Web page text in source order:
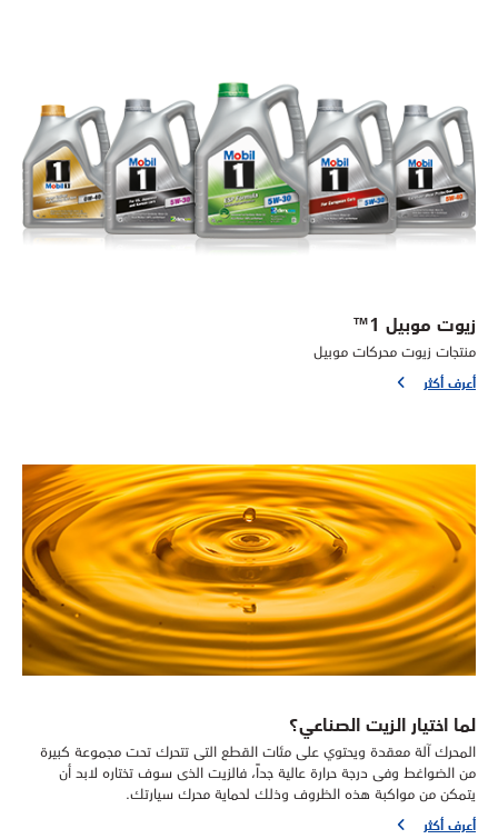
زيوت موبيل 1™
منتجات زيوت محركات موبيل
أعرف أكثر
لما اختيار الزيت الصناعي؟
المحرك آلة معقدة ويحتوي على مئات القطع التى تتحرك تحت مجموعة كبيرة
من الضواغط وفى درجة حرارة عالية جداً، فالزيت الذى سوف تختاره لابد أن
يتمكن من مواكبة هذه الظروف وذلك لحماية محرك سيارتك.
أعرف أكثر